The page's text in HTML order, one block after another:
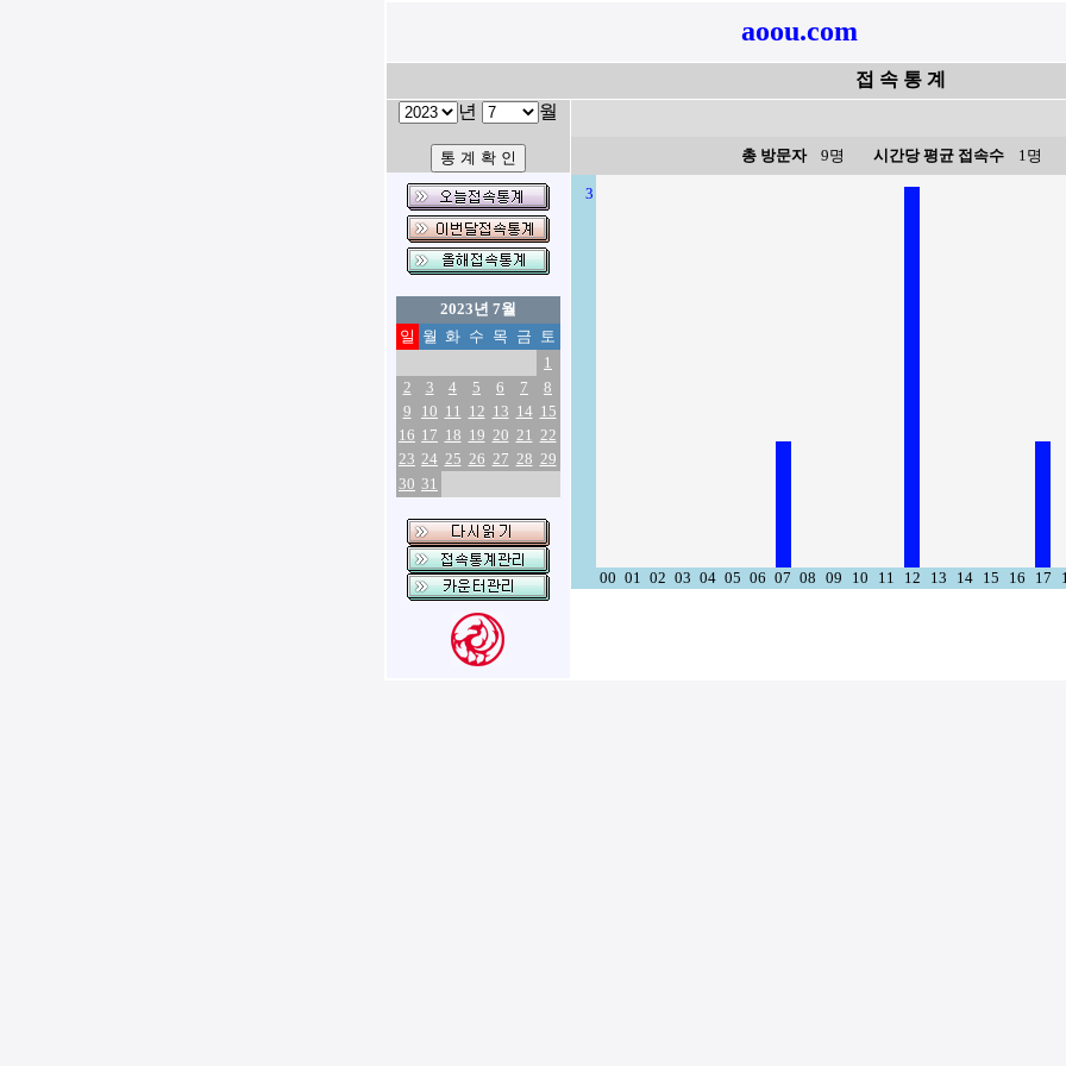
aoou.com
접 속 통 계
년 월
2023년 7월
일 월 화 수 목 금 토
1
2
3 4 5 6 7
8
9
10 11 12 13 14 15
16 17 18 19 20 21 22
23 24 25 26 27 28 29
30 31
총 방문자9명 시간당 평균 접속수 1명
3
00 01 02 03 04 05 06 07 08 09 10 11 12 13 14 15 16 17